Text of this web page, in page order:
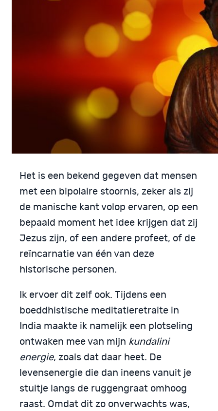
Het is een bekend gegeven dat mensen
met een bipolaire stoornis, zeker als zij
de manische kant volop ervaren, op een
bepaald moment het idee krijgen dat zij
Jezus zijn, of een andere profeet, of de
reïncarnatie van één van deze
historische personen.
Ik ervoer dit zelf ook. Tijdens een
boeddhistische meditatieretraite in
India maakte ik namelijk een plotseling
ontwaken mee van mijn kundalini
energie, zoals dat daar heet. De
levensenergie die dan ineens vanuit je
stuitje langs de ruggengraat omhoog
raast. Omdat dit zo onverwachts was,